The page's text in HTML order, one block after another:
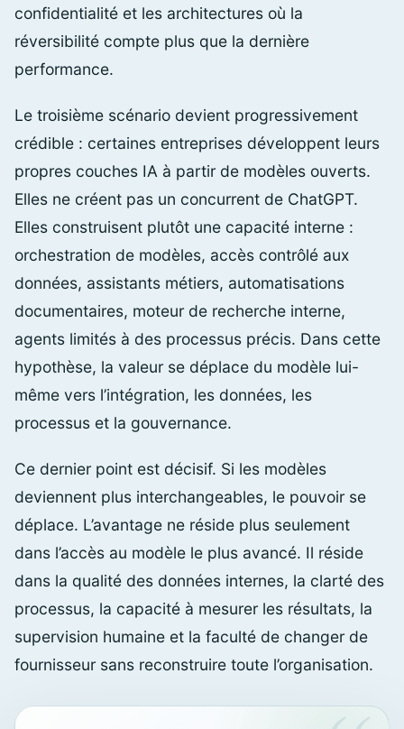
confidentialité et les architectures où la
réversibilité compte plus que la dernière
performance.
Le troisième scénario devient progressivement
crédible : certaines entreprises développent leurs
propres couches IA à partir de modèles ouverts.
Elles ne créent pas un concurrent de ChatGPT.
Elles construisent plutôt une capacité interne :
orchestration de modèles, accès contrôlé aux
données, assistants métiers, automatisations
documentaires, moteur de recherche interne,
agents limités à des processus précis. Dans cette
hypothèse, la valeur se déplace du modèle lui-
même vers l’intégration, les données, les
processus et la gouvernance.
Ce dernier point est décisif. Si les modèles
deviennent plus interchangeables, le pouvoir se
déplace. L’avantage ne réside plus seulement
dans l’accès au modèle le plus avancé. Il réside
dans la qualité des données internes, la clarté des
processus, la capacité à mesurer les résultats, la
supervision humaine et la faculté de changer de
fournisseur sans reconstruire toute l’organisation.